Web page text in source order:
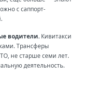
с саппорт-
водители. Кивитакси
Трансферы
не старше семи лет.
деятельность.